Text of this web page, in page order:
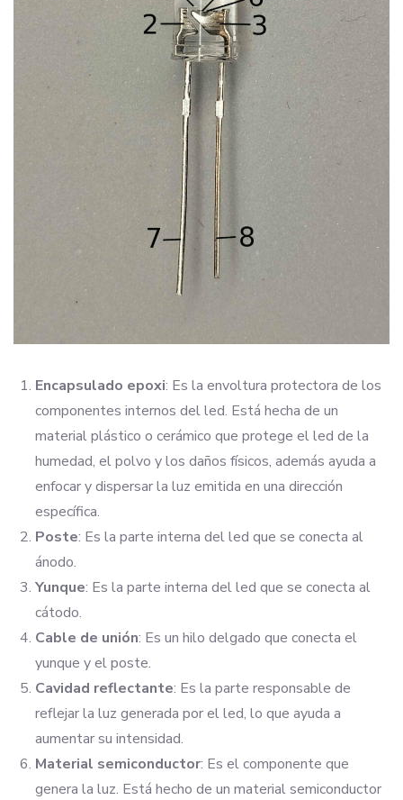
Encapsulado epoxi: Es la envoltura protectora de los
componentes internos del led. Está hecha de un
material plástico o cerámico que protege el led de la
humedad, el polvo y los daños físicos, además ayuda a
enfocar y dispersar la luz emitida en una dirección
específica.
Poste: Es la parte interna del led que se conecta al
ánodo.
Yunque: Es la parte interna del led que se conecta al
cátodo.
Cable de unión: Es un hilo delgado que conecta el
yunque y el poste.
Cavidad reflectante: Es la parte responsable de
reflejar la luz generada por el led, lo que ayuda a
aumentar su intensidad.
Material semiconductor: Es el componente que
genera la luz. Está hecho de un material semiconductor